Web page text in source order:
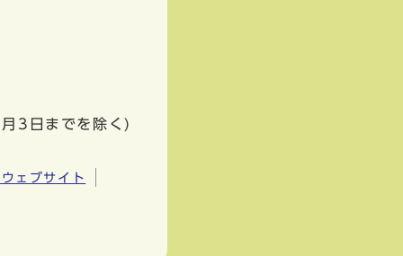
3日までを除く)
ェブサイト